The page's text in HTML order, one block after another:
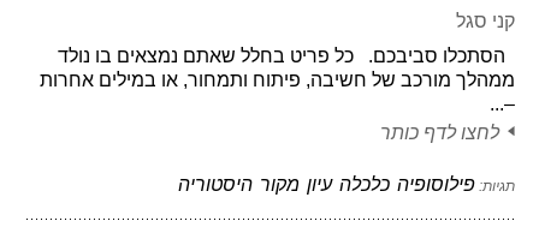
קני סגל
הסתכלו סביבכם. כל פריט בחלל שאתם נמצאים בו נולד
ממהלך מורכב של חשיבה, פיתוח ותמחור, או במילים אחרות
–...
לחצו לדף כותר
תגיות: פילוסופיה כלכלה עיון מקור היסטוריה